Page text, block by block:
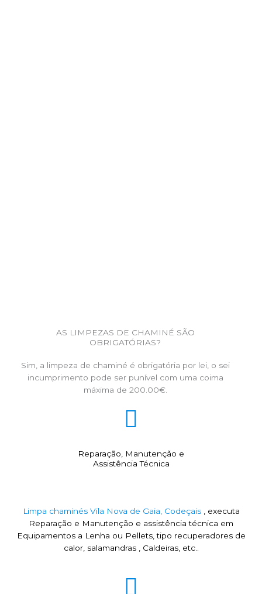
AS LIMPEZAS DE CHAMINÉ SÃO
OBRIGATÓRIAS?
Sim, a limpeza de chaminé é obrigatória por lei, o sei
incumprimento pode ser punível com uma coima
máxima de 200.00€.
Reparação, Manutenção e
Assistência Técnica
Limpa chaminés Vila Nova de Gaia, Codeçais , executa
Reparação e Manutenção e assistência técnica em
Equipamentos a Lenha ou Pellets, tipo recuperadores de
calor, salamandras , Caldeiras, etc..